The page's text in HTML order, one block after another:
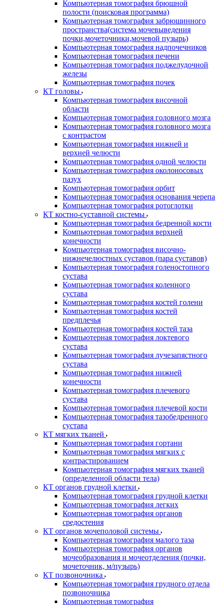
Компьютерная томография брюшной
полости (поисковая программа)
Компьютерная томография забрюшинного
пространства(система мочевыведения
почки,мочеточники,мочевой пузырь)
Компьютерная томография надпочечников
Компьютерная томография печени
Компьютерная томография поджелудочной
железы
Компьютерная томография почек
КТ головы
Компьютерная томография височной
области
Компьютерная томография головного мозга
Компьютерная томография головного мозга
с контрастом
Компьютерная томография нижней и
верхней челюсти
Компьютерная томография одной челюсти
Компьютерная томография околоносовых
пазух
Компьютерная томография орбит
Компьютерная томография основания черепа
Компьютерная томография ротоглотки
КТ костно-суставной системы
Компьютерная томография бедренной кости
Компьютерная томография верхней
конечности
Компьютерная томография височно-
нижнечелюстных суставов (пара суставов)
Компьютерная томография голеностопного
сустава
Компьютерная томография коленного
сустава
Компьютерная томография костей голени
Компьютерная томография костей
предплечья
Компьютерная томография костей таза
Компьютерная томография локтевого
сустава
Компьютерная томография лучезапястного
сустава
Компьютерная томография нижней
конечности
Компьютерная томография плечевого
сустава
Компьютерная томография плечевой кости
Компьютерная томография тазобедренного
сустава
КТ мягких тканей
Компьютерная томография гортани
Компьютерная томография мягких с
контрастированием
Компьютерная томография мягких тканей
(определенной области тела)
КТ органов грудной клетки
Компьютерная томография грудной клетки
Компьютерная томография легких
Компьютерная томография органов
средостения
КТ органов мочеполовой системы
Компьютерная томография малого таза
Компьютерная томография органов
мочеобразования и мочеотделения (почки,
мочеточник, м/пузырь)
КТ позвоночника
Компьютерная томография грудного отдела
позвоночника
Компьютерная томография